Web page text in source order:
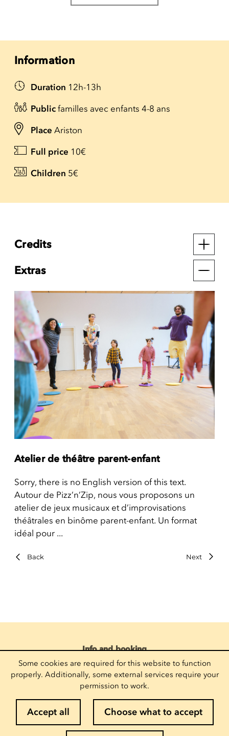
Information
Duration 12h-13h
Public familles avec enfants 4-8 ans
Place Ariston
Full price 10€
Children 5€
Credits
Extras
Atelier de théâtre parent-enfant
Sorry, there is no English version of this text.
Autour de Pizz’n’Zip, nous vous proposons un
atelier de jeux musicaux et d’improvisations
théâtrales en binôme parent-enfant. Un format
idéal pour ...
Back Next
Info and booking
(+352) 27 54 - 5010 ou - 5020
Send an emai
Follow us
Suscribe to the newsletter
Enter your email
Some cookies are required for this website to function
properly. Additionally, some external services require your
permission to work.
Accept all Choose what to accept